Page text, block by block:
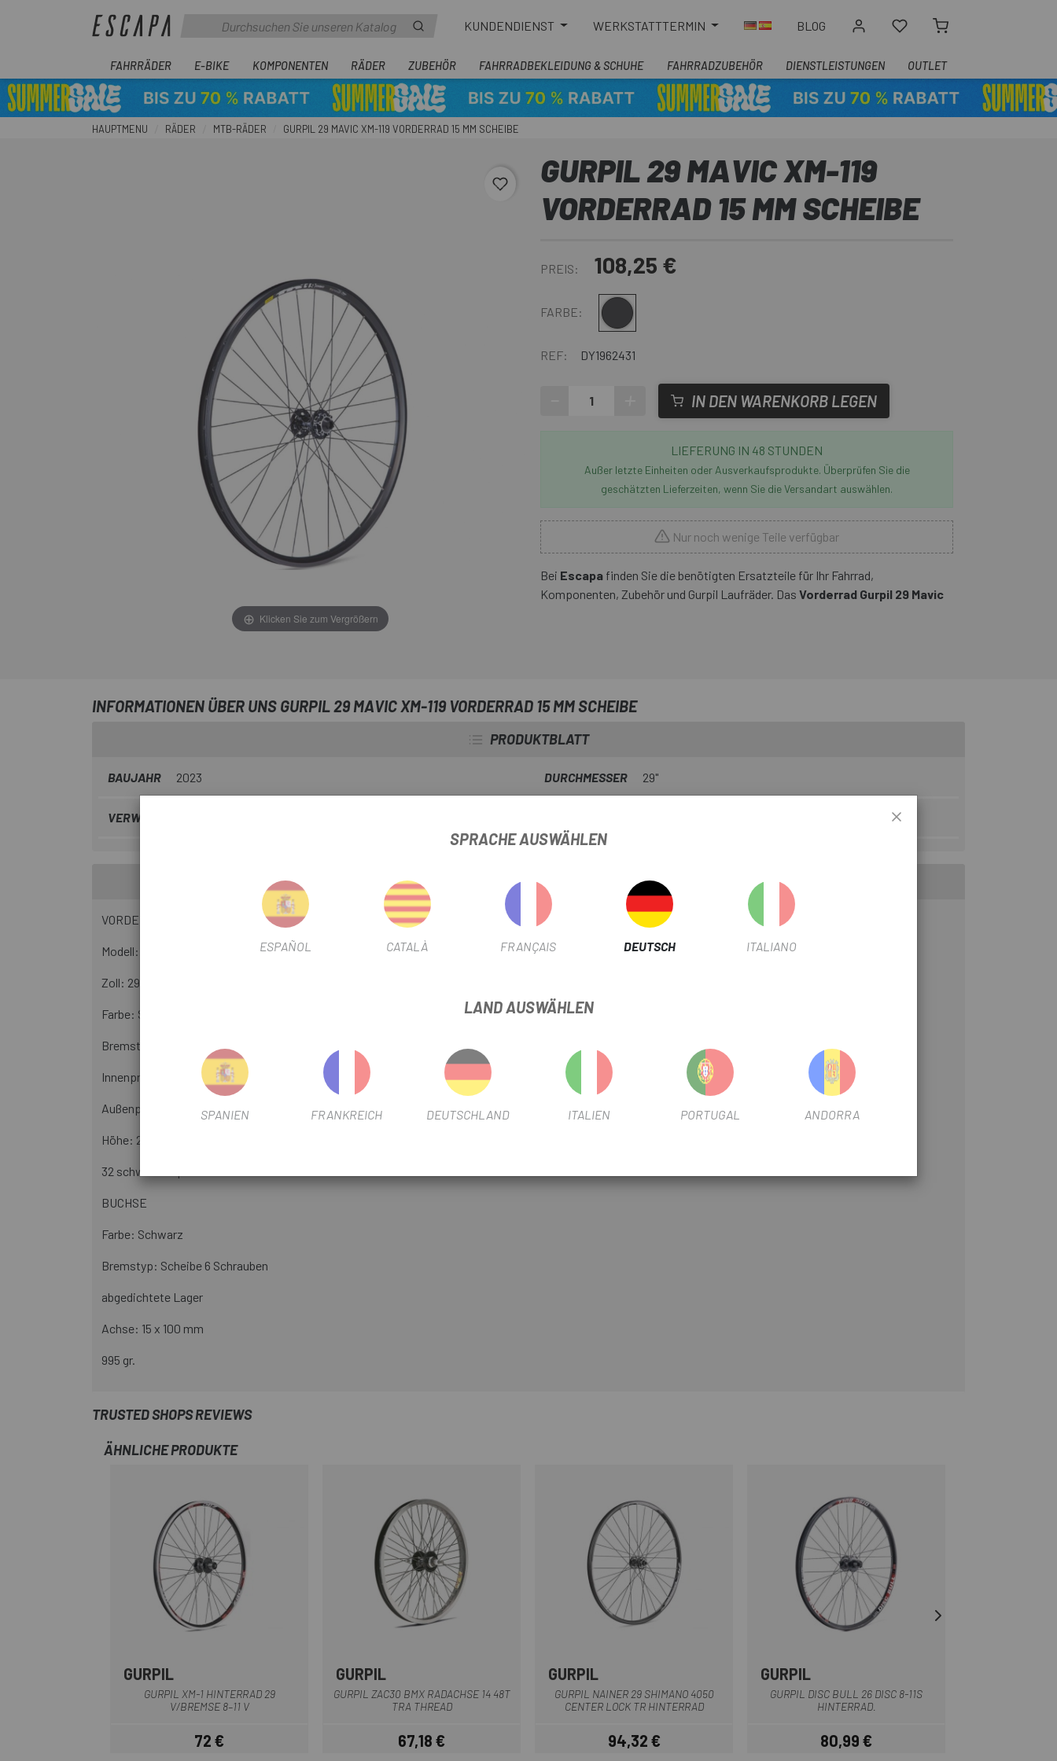
KUNDENDIENST WERKSTATTTERMIN BLOG
FAHRRÄDER E-BIKE KOMPONENTEN RÄDER ZUBEHÖR FAHRRADBEKLEIDUNG & SCHUHE FAHRRADZUBEHÖR DIENSTLEISTUNGEN OUTLET
HAUPTMENU RÄDER MTB-RÄDER GURPIL 29 MAVIC XM-119 VORDERRAD 15 MM SCHEIBE
favorite_border
Klicken Sie zum Vergrößern
GURPIL 29 MAVIC XM-119
VORDERRAD 15 MM SCHEIBE
PREIS: 108,25 €
FARBE: Schwarz
REF: DY1962431
IN DEN WARENKORB LEGEN
LIEFERUNG IN 48 STUNDEN
Außer letzte Einheiten oder Ausverkaufsprodukte. Überprüfen Sie die
geschätzten Lieferzeiten, wenn Sie die Versandart auswählen.
Nur noch wenige Teile verfügbar
Bei Escapa finden Sie die benötigten Ersatzteile für Ihr Fahrrad,
Komponenten, Zubehör und Gurpil Laufräder. Das Vorderrad Gurpil 29 Mavic
INFORMATIONEN ÜBER UNS GURPIL 29 MAVIC XM-119 VORDERRAD 15 MM SCHEIBE
PRODUKTBLATT
BAUJAHR 2023 DURCHMESSER 29"
VERWENDEN SIE
PRODUKTINFORMATION
VORDERRAD für 29" MTB
Modell: Mavic XM 119 DISC
Zoll: 29"
Farbe: Schwarz
Bremstyp: Scheibe
Innenprofil: 19 mm
Außenprofil: 24 mm
Höhe: 20,5 mm
32 schwarze Speichen
BUCHSE
Farbe: Schwarz
Bremstyp: Scheibe 6 Schrauben
abgedichtete Lager
Achse: 15 x 100 mm
995 gr.
TRUSTED SHOPS REVIEWS
ÄHNLICHE PRODUKTE
GURPIL
GURPIL XM-1 HINTERRAD 29
V/BREMSE 8–11 V
Preis
72 €
GURPIL
GURPIL ZAC30 BMX RADACHSE 14 48T
TRA THREAD
Preis
67,18 €
GURPIL
GURPIL NAINER 29 SHIMANO 4050
CENTER LOCK TR HINTERRAD
Preis
94,32 €
GURPIL
GURPIL DISC BULL 26 DISC 8-11S
HINTERRAD.
Preis
80,99 €
SPRACHE AUSWÄHLEN
ESPAÑOL CATALÀ FRANÇAIS DEUTSCH ITALIANO
LAND AUSWÄHLEN
SPANIEN FRANKREICH DEUTSCHLAND ITALIEN PORTUGAL ANDORRA